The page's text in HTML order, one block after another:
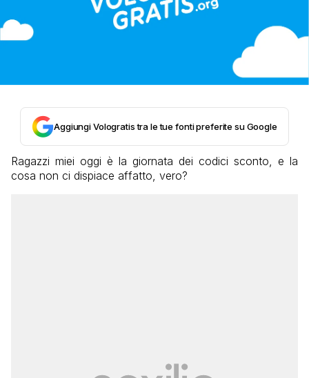
Aggiungi Vologratis tra le tue fonti preferite su Google
Ragazzi miei oggi è la giornata dei codici sconto, e la
cosa non ci dispiace affatto, vero?